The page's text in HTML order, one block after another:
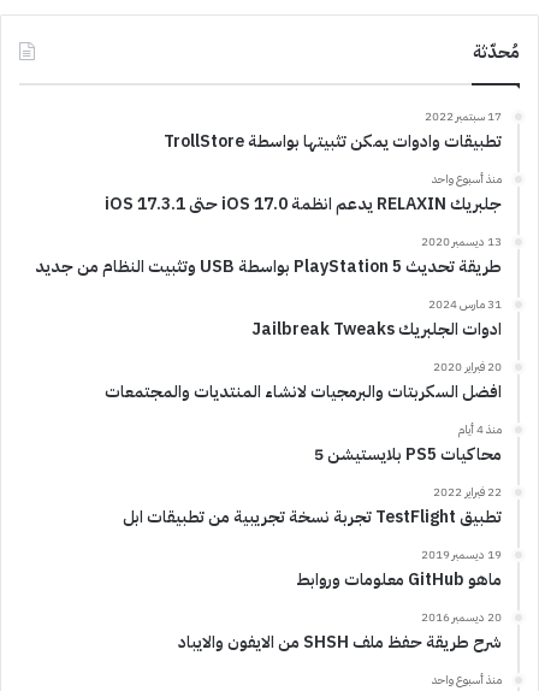
مُحدّثة
17 سبتمبر 2022
تطبيقات وادوات يمكن تثبيتها بواسطة TrollStore
منذ أسبوع واحد
جلبريك RELAXIN يدعم انظمة iOS 17.0 حتى iOS 17.3.1
13 ديسمبر 2020
طريقة تحديث PlayStation 5 بواسطة USB وتثبيت النظام من جديد
31 مارس 2024
ادوات الجلبريك Jailbreak Tweaks
20 فبراير 2020
افضل السكربتات والبرمجيات لانشاء المنتديات والمجتمعات
منذ 4 أيام
محاكيات PS5 بلايستيشن 5
22 فبراير 2022
تطبيق TestFlight تجربة نسخة تجريبية من تطبيقات ابل
19 ديسمبر 2019
ماهو GitHub معلومات وروابط
20 ديسمبر 2016
شرح طريقة حفظ ملف SHSH من الايفون والايباد
منذ أسبوع واحد